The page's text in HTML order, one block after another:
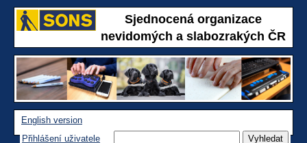
Sjednocená organizace
nevidomých a slabozrakých ČR
English version
Přihlášení uživatele